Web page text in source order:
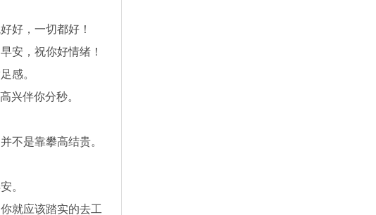
好，一切都好！
安，祝你好情绪！
感。
兴伴你分秒。
不是靠攀高结贵。
。
就应该踏实的去工